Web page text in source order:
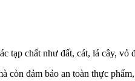
tạp chất như đất, cát, lá cây,
còn đảm bảo an toàn thực